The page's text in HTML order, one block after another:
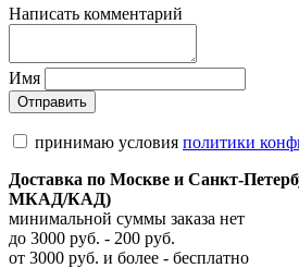
Написать комментарий
Имя
принимаю условия политики
Доставка по Москве и Санкт-
МКАД/КАД)
минимальной суммы заказа нет
до 3000 руб. - 200 руб.
от 3000 руб. и более - бесплатно